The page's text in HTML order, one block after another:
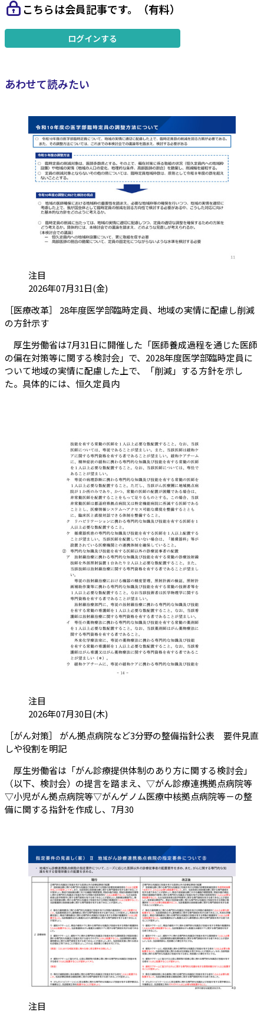
こちらは会員記事です。（有料）
ログインする
あわせて読みたい
カテゴリ:
注目
投稿日:2026年07月31日(金)
［医療改革］ 28年度医学部臨時定員、地域の実情に配慮し削減
の方針示す（会員限定記事）
厚生労働省は7月31日に開催した「医師養成過程を通じた医師
の偏在対策等に関する検討会」で、2028年度医学部臨時定員に
ついて地域の実情に配慮した上で、「削減」する方針を示し
た。具体的には、恒久定員内
カテゴリ:
注目
投稿日:2026年07月30日(木)
［がん対策］ がん拠点病院など3分野の整備指針公表 要件見直
しや役割を明記（会員限定記事）
厚生労働省は「がん診療提供体制のあり方に関する検討会」
（以下、検討会）の提言を踏まえ、▽がん診療連携拠点病院等
▽小児がん拠点病院等▽がんゲノム医療中核拠点病院等－の整
備に関する指針を作成し、7月30
カテゴリ:
注目